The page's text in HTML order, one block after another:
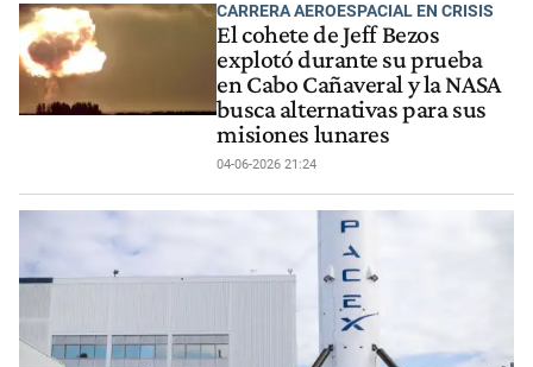
CARRERA AEROESPACIAL EN CRISIS
El cohete de Jeff Bezos
explotó durante su prueba
en Cabo Cañaveral y la NASA
busca alternativas para sus
misiones lunares
04-06-2026 21:24